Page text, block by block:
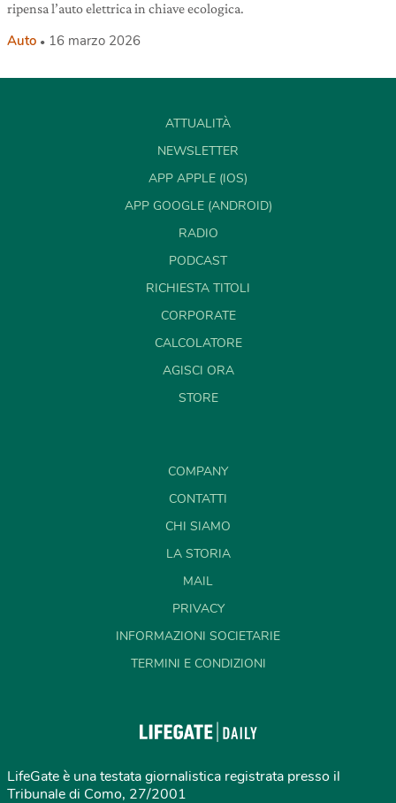
ripensa l’auto elettrica in chiave ecologica.
Auto 16 marzo 2026
ATTUALITÀ
NEWSLETTER
APP APPLE (IOS)
APP GOOGLE (ANDROID)
RADIO
PODCAST
RICHIESTA TITOLI
CORPORATE
CALCOLATORE
AGISCI ORA
STORE
COMPANY
CONTATTI
CHI SIAMO
LA STORIA
MAIL
PRIVACY
INFORMAZIONI SOCIETARIE
TERMINI E CONDIZIONI
LifeGate è una testata giornalistica registrata presso il
Tribunale di Como, 27/2001